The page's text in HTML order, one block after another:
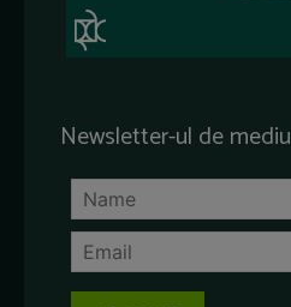
Newsletter-ul de mediu